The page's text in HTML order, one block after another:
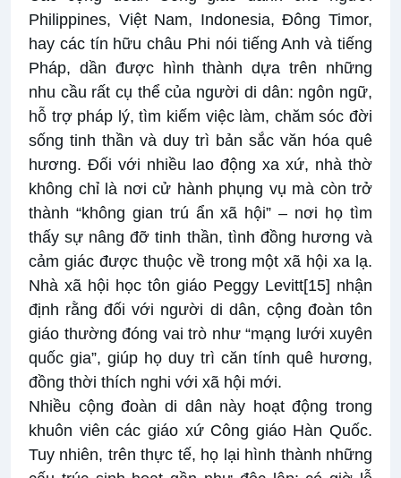
Philippines, Việt Nam, Indonesia, Đông Timor,
hay các tín hữu châu Phi nói tiếng Anh và tiếng
Pháp, dần được hình thành dựa trên những
nhu cầu rất cụ thể của người di dân: ngôn ngữ,
hỗ trợ pháp lý, tìm kiếm việc làm, chăm sóc đời
sống tinh thần và duy trì bản sắc văn hóa quê
hương. Đối với nhiều lao động xa xứ, nhà thờ
không chỉ là nơi cử hành phụng vụ mà còn trở
thành “không gian trú ẩn xã hội” – nơi họ tìm
thấy sự nâng đỡ tinh thần, tình đồng hương và
cảm giác được thuộc về trong một xã hội xa lạ.
Nhà xã hội học tôn giáo Peggy Levitt[15] nhận
định rằng đối với người di dân, cộng đoàn tôn
giáo thường đóng vai trò như “mạng lưới xuyên
quốc gia”, giúp họ duy trì căn tính quê hương,
đồng thời thích nghi với xã hội mới.
Nhiều cộng đoàn di dân này hoạt động trong
khuôn viên các giáo xứ Công giáo Hàn Quốc.
Tuy nhiên, trên thực tế, họ lại hình thành những